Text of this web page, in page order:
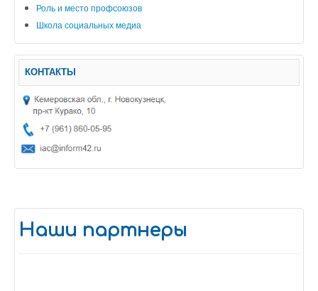
Роль и место профсоюзов
Школа социальных медиа
КОНТАКТЫ
Наши партнеры